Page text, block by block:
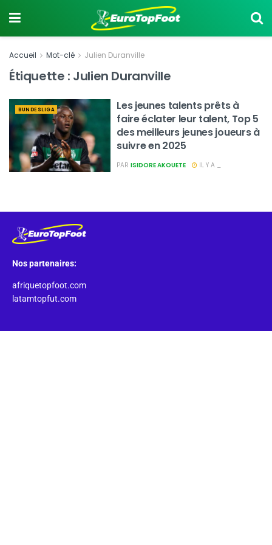
Accueil Mot-clé Julien Duranville
Étiquette : Julien Duranville
BUNDESLIGA
Les jeunes talents prêts à
faire éclater leur talent, Top 5
des meilleurs jeunes joueurs à
suivre en 2025
PAR ISIDORE AKOUETE IL Y A _
Nos partenaires:
afriquetopfoot.com
latamtopfut.com